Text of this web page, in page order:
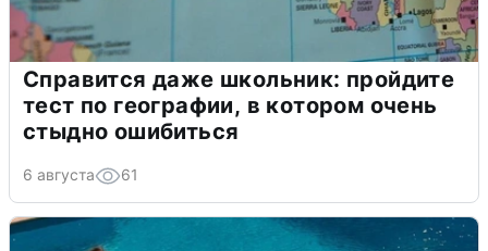
Справится даже школьник: пройдите
тест по географии, в котором очень
стыдно ошибиться
6 августа 61